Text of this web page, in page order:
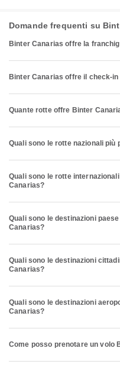
Domande frequenti su
Binter Canarias offre la
Binter Canarias offre il check-
Quante rotte offre Binter
Quali sono le rotte nazionali
Quali sono le rotte
Canarias?
Quali sono le destinazioni
Canarias?
Quali sono le destinazioni
Canarias?
Quali sono le destinazioni
Canarias?
Come posso prenotare un volo